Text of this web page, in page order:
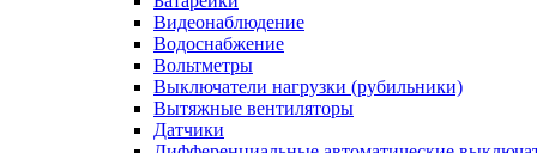
Видеонаблюдение
Водоснабжение
Вольтметры
Выключатели нагрузки (рубильники)
Вытяжные вентиляторы
Датчики